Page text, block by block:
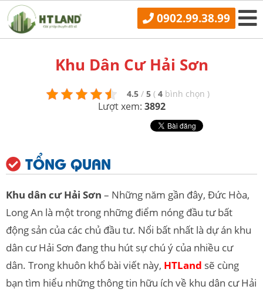
0902.99.38.99
Khu Dân Cư Hải Sơn
4.5 / 5 ( 4 bình chọn )
Lượt xem: 3892
TỔNG QUAN
Khu dân cư Hải Sơn – Những năm gần đây, Đức Hòa,
Long An là một trong những điểm nóng đầu tư bất
động sản của các chủ đầu tư. Nổi bất nhất là dự án khu
dân cư Hải Sơn đang thu hút sự chú ý của nhiều cư
dân. Trong khuôn khổ bài viết này, HTLand sẽ cùng
bạn tìm hiểu những thông tin hữu ích về khu dân cư Hải